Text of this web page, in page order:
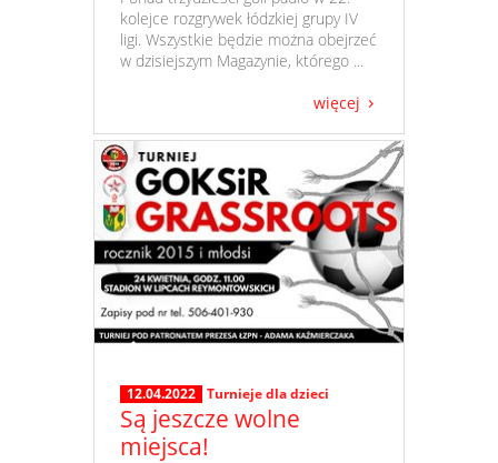
kolejce rozgrywek łódzkiej grupy IV
ligi. Wszystkie będzie można obejrzeć
w dzisiejszym Magazynie, którego ...
więcej
12.04.2022 Turnieje dla dzieci
Są jeszcze wolne
miejsca!